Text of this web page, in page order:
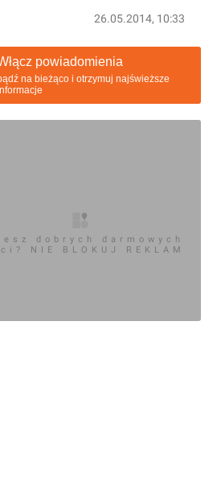
26.05.2014, 10:33
powiadomienia
na bieżąco i otrzymuj najświeższe
dobrych darmowych
NIE BLOKUJ REKLAM